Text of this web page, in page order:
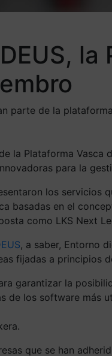
la
parte de la
la Plataforma Vasca
para la
los servicios
basadas en el
como LKS Next
, a saber, Entorno
fijadas a principios
garantizar la
de los software
que se han